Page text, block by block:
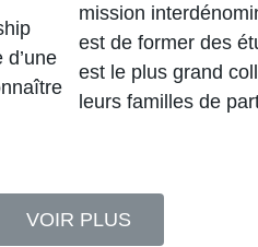
mission
est de former des
est le plus grand
leurs familles de
VOIR PLUS